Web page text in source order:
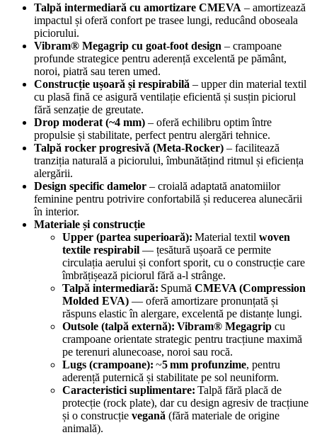
Talpă intermediară cu amortizare CMEVA – amortizează
impactul și oferă confort pe trasee lungi, reducând oboseala
piciorului.
Vibram® Megagrip cu goat‑foot design – crampoane
profunde strategice pentru aderență excelentă pe pământ,
noroi, piatră sau teren umed.
Construcție ușoară și respirabilă – upper din material textil
cu plasă fină ce asigură ventilație eficientă și susțin piciorul
fără senzație de greutate.
Drop moderat (~4 mm) – oferă echilibru optim între
propulsie și stabilitate, perfect pentru alergări tehnice.
Talpă rocker progresivă (Meta‑Rocker) – facilitează
tranziția naturală a piciorului, îmbunătățind ritmul și eficiența
alergării.
Design specific damelor – croială adaptată anatomiilor
feminine pentru potrivire confortabilă și reducerea alunecării
în interior.
Materiale și construcție
Upper (partea superioară): Material textil woven
textile respirabil — țesătură ușoară ce permite
circulația aerului și confort sporit, cu o construcție care
îmbrățișează piciorul fără a‑l strânge.
Talpă intermediară: Spumă CMEVA (Compression
Molded EVA) — oferă amortizare pronunțată și
răspuns elastic în alergare, excelentă pe distanțe lungi.
Outsole (talpă externă): Vibram® Megagrip cu
crampoane orientate strategic pentru tracțiune maximă
pe terenuri alunecoase, noroi sau rocă.
Lugs (crampoane): ~5 mm profunzime, pentru
aderență puternică și stabilitate pe sol neuniform.
Caracteristici suplimentare: Talpă fără placă de
protecție (rock plate), dar cu design agresiv de tracțiune
și o construcție vegană (fără materiale de origine
animală).